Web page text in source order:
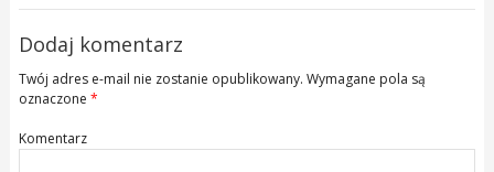
Dodaj komentarz
Twój adres e-mail nie zostanie opublikowany. Wymagane pola są
oznaczone *
Komentarz